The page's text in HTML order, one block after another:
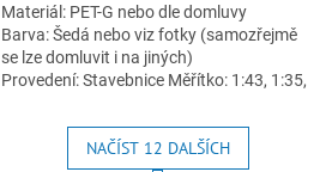
Materiál: PET-G nebo dle domluvy
Barva: Šedá nebo viz fotky (samozřejmě
se lze domluvit i na jiných)
Provedení: Stavebnice Měřítko: 1:43, 1:35,
NAČÍST 12 DALŠÍCH